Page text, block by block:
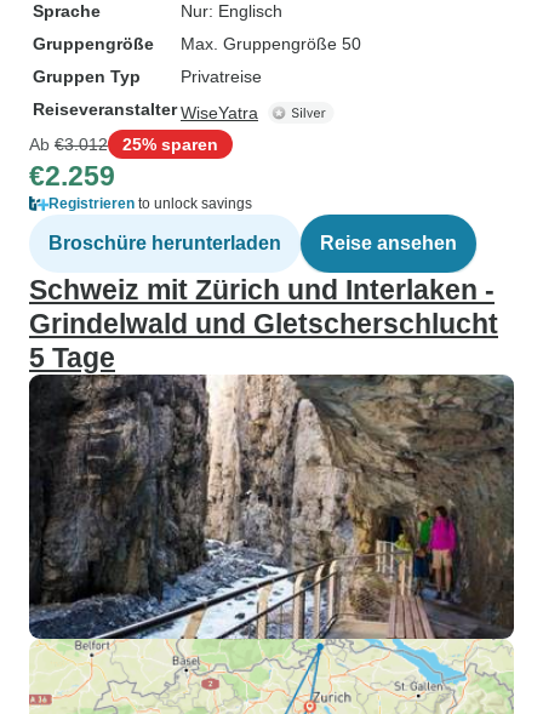
Sprache
Nur: Englisch
Gruppengröße
Max. Gruppengröße 50
Gruppen Typ
Privatreise
ReiseveranstalterWiseYatra
Ab €3.012 25% sparen
€2.259
Registrieren to unlock savings
Broschüre herunterladen Reise ansehen
Schweiz mit Zürich und Interlaken -
Grindelwald und Gletscherschlucht
5 Tage